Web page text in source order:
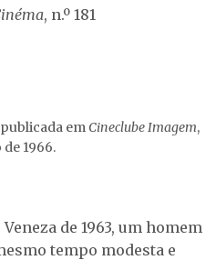
, n.º 181
em Cineclube Imagem,
1966.
de 1963, um homem
tempo modesta e